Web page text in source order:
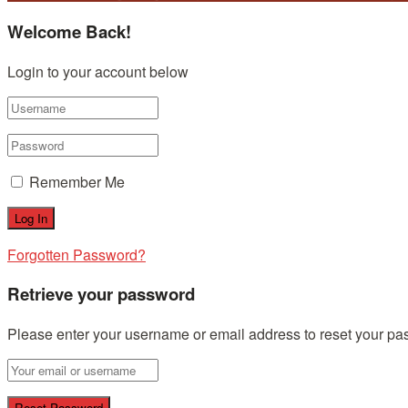
Welcome Back!
Login to your account below
Remember Me
Forgotten Password?
Retrieve your password
Please enter your username or email address to reset your